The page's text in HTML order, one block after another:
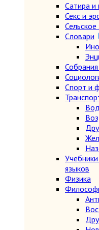
Сатира
Секс и
Сельское
Словари
Спорт и
языков
Физика